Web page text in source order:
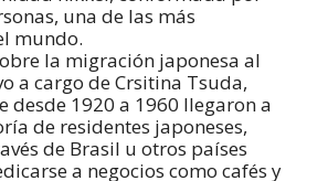
una de las más
mundo.
la migración japonesa al
a cargo de Crsitina Tsuda,
desde 1920 a 1960 llegaron a
de residentes japoneses,
de Brasil u otros países
a negocios como cafés y